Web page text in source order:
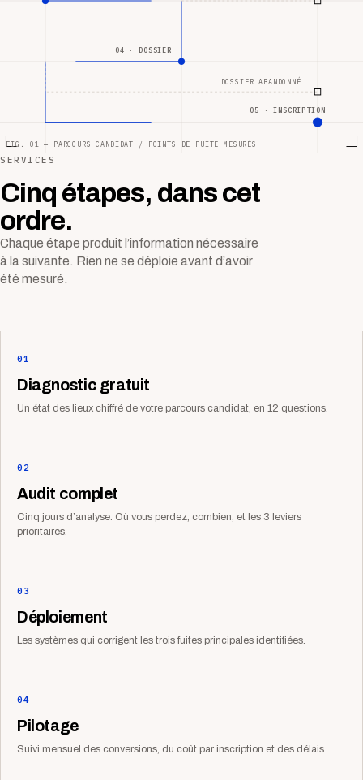
04 · DOSSIER
05 · INSCRIPTION
DOSSIER ABANDONNÉ
FIG. 01 — PARCOURS CANDIDAT / POINTS DE FUITE MESURÉS
SERVICES
Cinq étapes, dans cet
ordre.
Chaque étape produit l’information nécessaire
à la suivante. Rien ne se déploie avant d’avoir
été mesuré.
01
Diagnostic gratuit
Un état des lieux chiffré de votre parcours candidat, en 12 questions.
02
Audit complet
Cinq jours d’analyse. Où vous perdez, combien, et les 3 leviers
prioritaires.
03
Déploiement
Les systèmes qui corrigent les trois fuites principales identifiées.
04
Pilotage
Suivi mensuel des conversions, du coût par inscription et des délais.